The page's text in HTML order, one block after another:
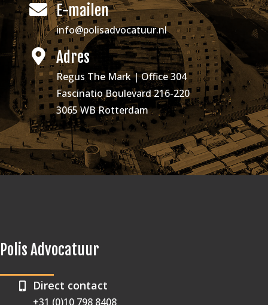
E-mailen
info@polisadvocatuur.nl
Adres
Regus The Mark | Office 304
Fascinatio Boulevard 216-220
3065 WB Rotterdam
Polis Advocatuur
Direct contact
+31 (0)10 798 8408